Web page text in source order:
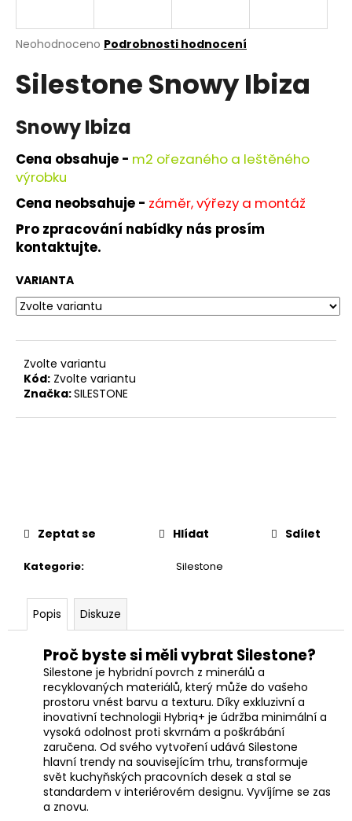
Průměrné
produktu
je
z
5
Neohodnoceno Podrobnosti hodnocení
Silestone Snowy Ibiza
Snowy Ibiza
Cena obsahuje - m2 ořezaného a leštěného
výrobku
Cena neobsahuje - záměr, výřezy a montáž
Pro zpracování nabídky nás prosím
kontaktujte.
VARIANTA
Zvolte variantu
Kód: Zvolte variantu
Značka:SILESTONE
Kategorie: Silestone
Zeptat se Hlídat Sdílet
Popis Diskuze
Proč byste si měli vybrat Silestone?
Silestone je hybridní povrch z minerálů a
recyklovaných materiálů, který může do vašeho
prostoru vnést barvu a texturu. Díky exkluzivní a
inovativní technologii Hybriq+ je údržba minimální a
vysoká odolnost proti skvrnám a poškrábání
zaručena. Od svého vytvoření udává Silestone
hlavní trendy na souvisejícím trhu, transformuje
svět kuchyňských pracovních desek a stal se
standardem v interiérovém designu. Vyvíjíme se zas
a znovu.
j
t
?
D
p
o
r
u
č
u
m